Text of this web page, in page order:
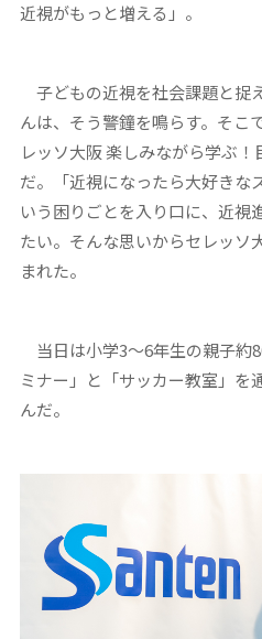
近視がもっと増える」。
子どもの近視を社会課題と捉
んは、そう警鐘を鳴らす。そ
レッソ大阪 楽しみながら学ぶ！
だ。「近視になったら大好きな
いう困りごとを入り口に、近視
たい。そんな思いからセレッソ
まれた。
当日は小学3〜6年生の親子約
ミナー」と「サッカー教室」を
んだ。